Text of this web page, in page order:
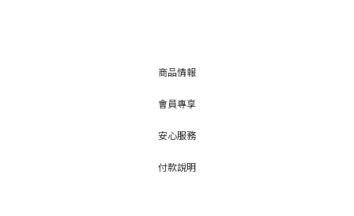
商品情報
會員專享
安心服務
付款說明